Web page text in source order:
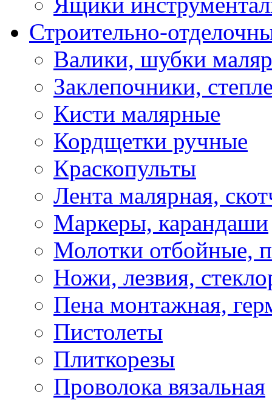
Строительно-
Валики, шубки
Заклепочники,
Кисти малярные
Кордщетки ручные
Краскопульты
Лента малярная,
Маркеры, карандаши
Молотки отбойные,
Ножи, лезвия,
Пена монтажная,
Пистолеты
Плиткорезы
Проволока вязальная